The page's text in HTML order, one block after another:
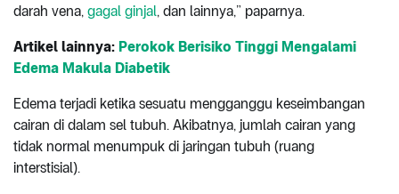
darah vena, gagal ginjal, dan lainnya,” paparnya.
Artikel lainnya: Perokok Berisiko Tinggi Mengalami
Edema Makula Diabetik
Edema terjadi ketika sesuatu mengganggu keseimbangan
cairan di dalam sel tubuh. Akibatnya, jumlah cairan yang
tidak normal menumpuk di jaringan tubuh (ruang
interstisial).